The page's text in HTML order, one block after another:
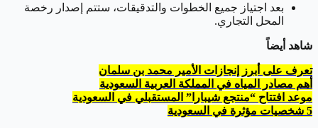
بعد اجتياز جميع الخطوات والتدقيقات، ستتم إصدار رخصة
المحل التجاري.
شاهد أيضاً
تعرف على أبرز إنجازات الأمير محمد بن سلمان
أهم مصادر المياه في المملكة العربية السعودية
موعد افتتاح “منتجع شيبارا” المستقبلي في السعودية
5 شخصيات مؤثرة في السعودية